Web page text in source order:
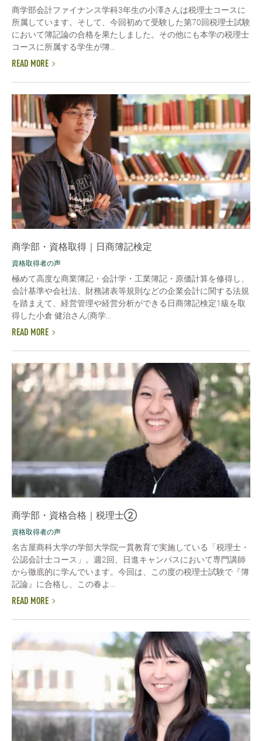
商学部会計ファイナンス学科3年生の小澤さんは税理士コースに
所属しています。そして、今回初めて受験した第70回税理士試験
において簿記論の合格を果たしました。その他にも本学の税理士
コースに所属する学生が簿...
READ MORE
商学部・資格取得｜日商簿記検定
資格取得者の声
極めて高度な商業簿記・会計学・工業簿記・原価計算を修得し、
会計基準や会社法、財務諸表等規則などの企業会計に関する法規
を踏まえて、経営管理や経営分析ができる日商簿記検定1級を取
得した小倉 健治さん(商学...
READ MORE
商学部・資格合格｜税理士②
資格取得者の声
名古屋商科大学の学部大学院一貫教育で実施している「税理士・
公認会計士コース」。週2回、日進キャンパスにおいて専門講師
から徹底的に学んでいます。今回は、この度の税理士試験で『簿
記論』に合格し、この春よ...
READ MORE